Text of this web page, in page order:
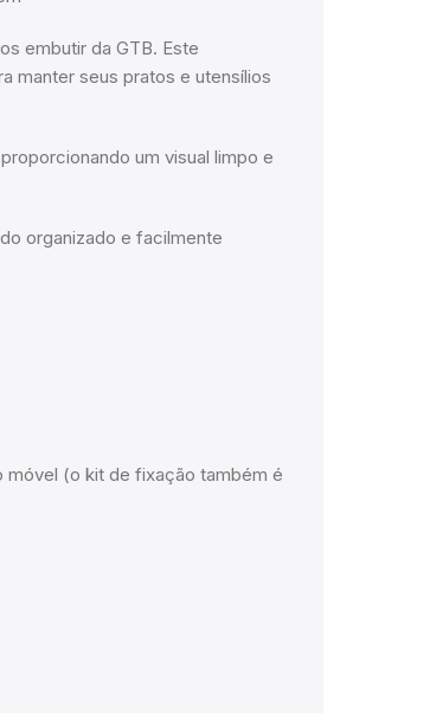
embutir da GTB. Este
manter seus pratos e utensílios
um visual limpo e
organizado e facilmente
móvel (o kit de fixação também é